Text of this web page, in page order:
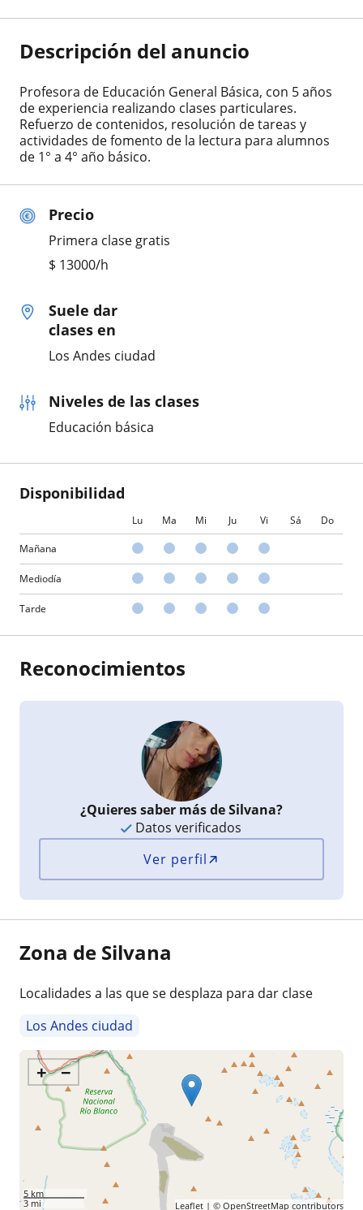
Precio
Primera clase gratis
$ 13000/h
Suele dar
clases en
Los Andes ciudad
Niveles de las clases
Educación básica
Disponibilidad
Lu Ma Mi Ju Vi Sá Do
Mañana
Mediodía
Tarde
Descripción del anuncio
Profesora de Educación General Básica, con 5 años
de experiencia realizando clases particulares.
Refuerzo de contenidos, resolución de tareas y
actividades de fomento de la lectura para alumnos
de 1° a 4° año básico.
Reconocimientos
¿Quieres saber más de Silvana?
Datos verificados
Ver perfil
Zona de Silvana
Localidades a las que se desplaza para dar clase
Los Andes ciudad
+ −
5 km
3 mi
Leaflet| © OpenStreetMap contributors